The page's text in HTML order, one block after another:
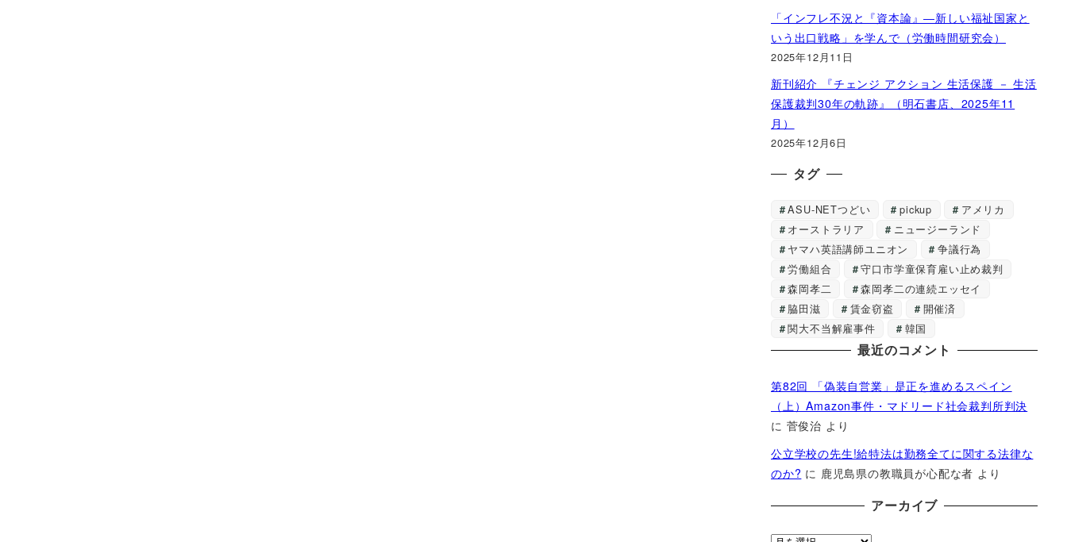
「インフレ不況と『資本論』―新しい福祉国家と
いう出口戦略」を学んで（労働時間研究会）
2025年12月11日
新刊紹介 『チェンジ アクション 生活保護 － 生活
保護裁判30年の軌跡』（明石書店、2025年11
月）
2025年12月6日
タグ
ASU-NETつどい pickup
アメリカ
オーストラリア
ニュージーランド
ヤマハ英語講師ユニオン
争議行為
労働組合
守口市学童保育雇い止め裁判
森岡孝二
森岡孝二の連続エッセイ
脇田滋
賃金窃盗
開催済
関大不当解雇事件
韓国
最近のコメント
第82回 「偽装自営業」是正を進めるスペイン
（上）Amazon事件・マドリード社会裁判所判決
に 菅俊治 より
公立学校の先生!給特法は勤務全てに関する法律な
のか? に 鹿児島県の教職員が心配な者 より
アーカイブ